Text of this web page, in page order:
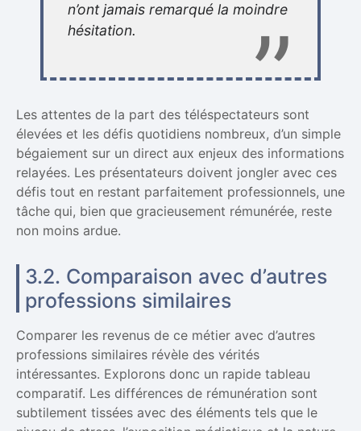
n’ont jamais remarqué la moindre
hésitation.
Les attentes de la part des téléspectateurs sont
élevées et les défis quotidiens nombreux, d’un simple
bégaiement sur un direct aux enjeux des informations
relayées. Les présentateurs doivent jongler avec ces
défis tout en restant parfaitement professionnels, une
tâche qui, bien que gracieusement rémunérée, reste
non moins ardue.
3.2. Comparaison avec d’autres
professions similaires
Comparer les revenus de ce métier avec d’autres
professions similaires révèle des vérités
intéressantes. Explorons donc un rapide tableau
comparatif. Les différences de rémunération sont
subtilement tissées avec des éléments tels que le